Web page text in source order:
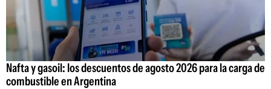
Nafta y gasoil: los descuentos de agosto 2026 para la carga de
combustible en Argentina